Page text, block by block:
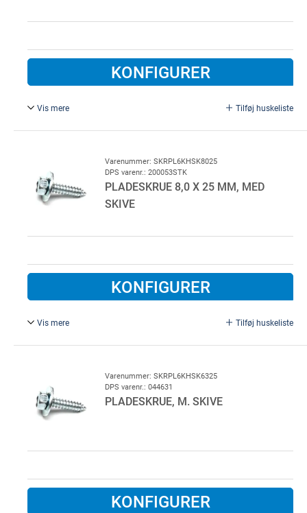
KONFIGURER
Vis mere Tilføj huskeliste
3,5 x 13 mm, Rustfri.
Varenummer: SKRPL6KHSK8025
DPS varenr.: 200053STK
PLADESKRUE 8,0 X 25 MM, MED
SKIVE
KONFIGURER
Vis mere Tilføj huskeliste
Varenummer: SKRPL6KHSK6325
DPS varenr.: 044631
PLADESKRUE, M. SKIVE
KONFIGURER